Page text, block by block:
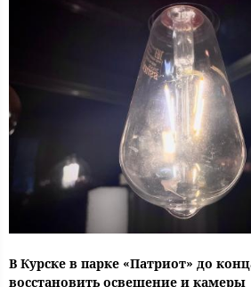
В Курске в парке «Патриот» до
восстановить освещение и камеры